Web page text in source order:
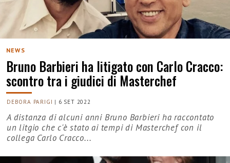
NEWS
Bruno Barbieri ha litigato con Carlo Cracco:
scontro tra i giudici di Masterchef
DEBORA PARIGI | 6 SET 2022
A distanza di alcuni anni Bruno Barbieri ha raccontato
un litgio che c'è stato ai tempi di Masterchef con il
collega Carlo Cracco...